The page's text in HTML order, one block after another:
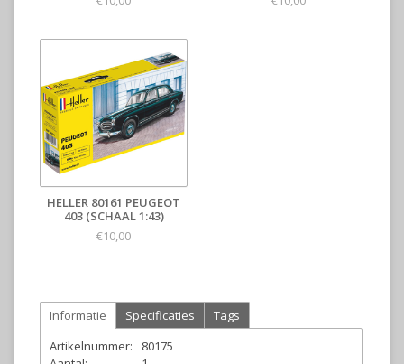
HELLER 80161 PEUGEOT
403 (SCHAAL 1:43)
€10,00
Informatie Specificaties
Tags
Artikelnummer:
80175